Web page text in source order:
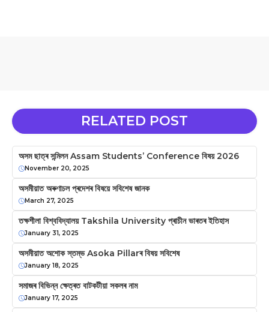
RELATED POST
অসম ছাত্ৰ সন্মিলন Assam Students’ Conference বিষয় 2026
November 20, 2025
অসমীয়াত অৰুণাচল প্ৰদেশৰ বিষয়ে সবিশেষ জানক
March 27, 2025
তক্ষশীলা বিশ্ববিদ্যালয় Takshila University প্ৰাচীন ভাৰতৰ ইতিহাস
January 31, 2025
অসমীয়াত অশোক স্তম্ভ Asoka Pillarৰ বিষয় সবিশেষ
January 18, 2025
সমাজৰ বিভিন্ন ক্ষেত্ৰত বাটকটীয়া সকলৰ নাম
January 17, 2025